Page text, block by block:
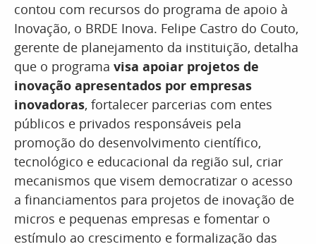
contou com recursos do programa de apoio à
Inovação, o BRDE Inova. Felipe Castro do Couto,
gerente de planejamento da instituição, detalha
que o programa visa apoiar projetos de
inovação apresentados por empresas
inovadoras, fortalecer parcerias com entes
públicos e privados responsáveis pela
promoção do desenvolvimento científico,
tecnológico e educacional da região sul, criar
mecanismos que visem democratizar o acesso
a financiamentos para projetos de inovação de
micros e pequenas empresas e fomentar o
estímulo ao crescimento e formalização das